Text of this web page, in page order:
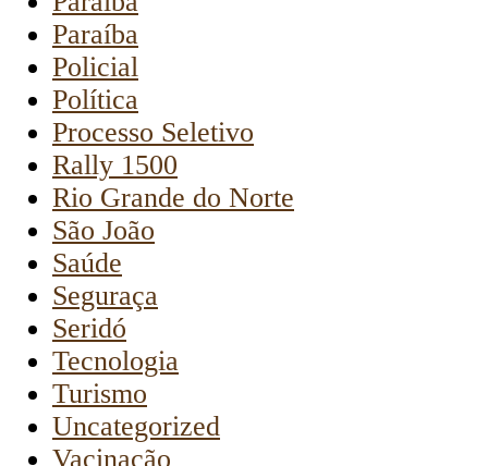
Paraíba
Policial
Política
Processo Seletivo
Rally 1500
Rio Grande do Norte
São João
Saúde
Seguraça
Seridó
Tecnologia
Turismo
Uncategorized
Vacinação